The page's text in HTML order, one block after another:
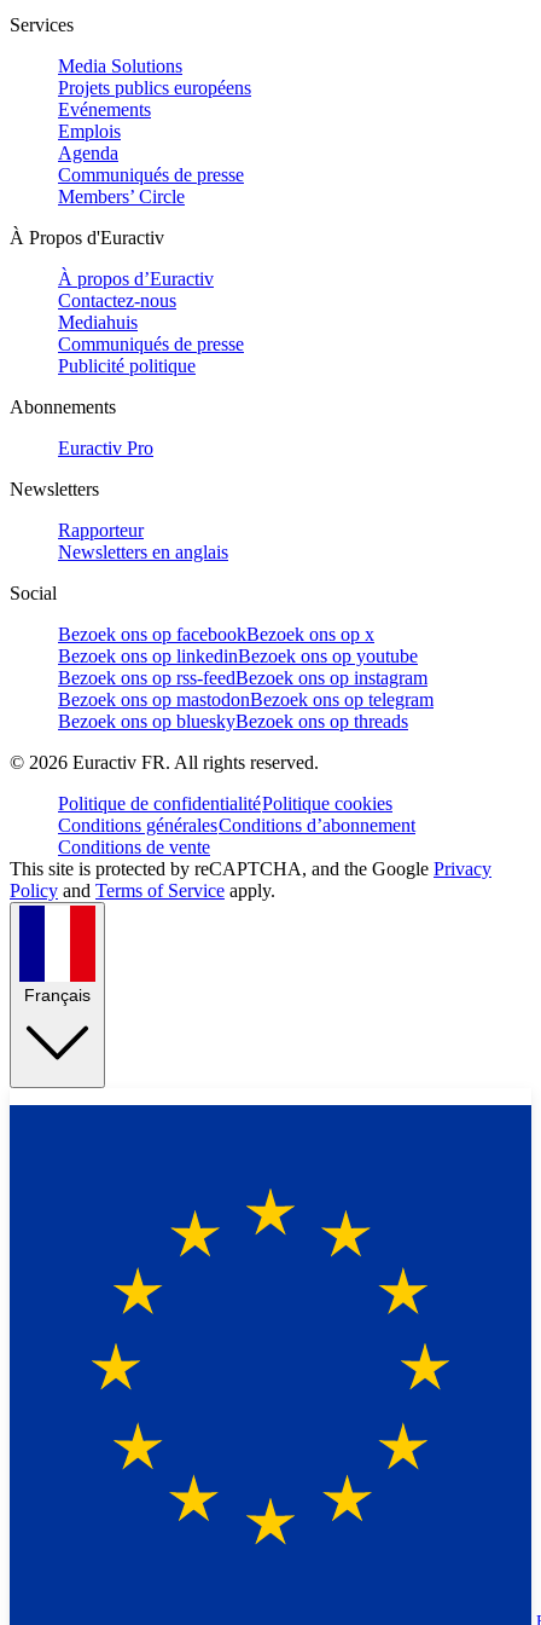
Services
Media Solutions
Projets publics européens
Evénements
Emplois
Agenda
Communiqués de presse
Members’ Circle
À Propos d'Euractiv
À propos d’Euractiv
Contactez-nous
Mediahuis
Communiqués de presse
Publicité politique
Abonnements
Euractiv Pro
Newsletters
Rapporteur
Newsletters en anglais
Social
Bezoek ons op facebookBezoek ons op x
Bezoek ons op linkedinBezoek ons op youtube
Bezoek ons op rss-feedBezoek ons op instagram
Bezoek ons op mastodonBezoek ons op telegram
Bezoek ons op blueskyBezoek ons op threads
© 2026 Euractiv FR. All rights reserved.
Politique de confidentialitéPolitique cookies
Conditions généralesConditions d’abonnement
Conditions de vente
This site is protected by reCAPTCHA, and the Google Privacy
Policy and Terms of Service apply.
Français